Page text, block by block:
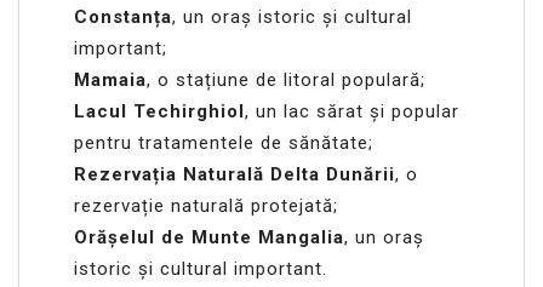
Constanța, un oraș istoric și cultural
important;
Mamaia, o stațiune de litoral populară;
Lacul Techirghiol, un lac sărat și popular
pentru tratamentele de sănătate;
Rezervația Naturală Delta Dunării, o
rezervație naturală protejată;
Orășelul de Munte Mangalia, un oraș
istoric și cultural important.